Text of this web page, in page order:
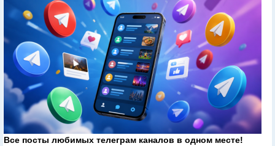
Все посты любимых телеграм каналов в одном месте!